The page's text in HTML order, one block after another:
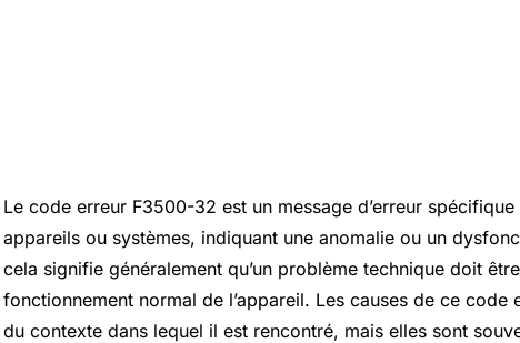
Le code erreur F3500-32 est un message d’erreur
appareils ou systèmes, indiquant une anomalie ou un
cela signifie généralement qu’un problème technique doit
fonctionnement normal de l’appareil. Les causes de ce
du contexte dans lequel il est rencontré, mais elles sont